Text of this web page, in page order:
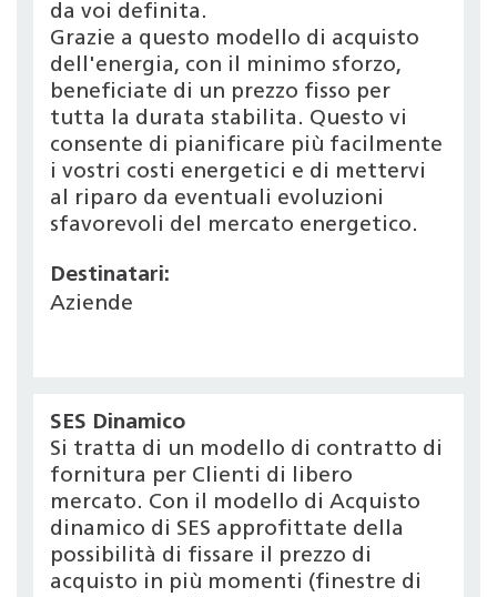
da voi definita.
Grazie a questo modello di acquisto
dell'energia, con il minimo sforzo,
beneficiate di un prezzo fisso per
tutta la durata stabilita. Questo vi
consente di pianificare più facilmente
i vostri costi energetici e di mettervi
al riparo da eventuali evoluzioni
sfavorevoli del mercato energetico.
Destinatari:
Aziende
SES Dinamico
Si tratta di un modello di contratto di
fornitura per Clienti di libero
mercato. Con il modello di Acquisto
dinamico di SES approfittate della
possibilità di fissare il prezzo di
acquisto in più momenti (finestre di